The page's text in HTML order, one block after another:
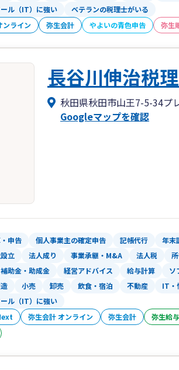
ル（IT）に強い ベテランの税理士がいる
ンライン 弥生会計 やよいの青色申告 弥生
長谷川伸治税
秋田県秋田市山王7-5-34プ
Googleマップを確認
申告 個人事業主の確定申告 記帳代行 年末
立
法人成り 事業承継・M&A 法人税
助金・助成金
経営アドバイス 給与計算 ソ
小売 卸売 飲食・宿泊 不動産 IT・
ル（IT）に強い
弥生会計 オンライン 弥生会計 弥生給